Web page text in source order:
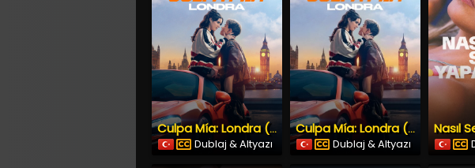
Culpa Mía: Londra (2025) İzle
Dublaj & Altyazı
Culpa Mía: Londra (2025) İzle
Dublaj & Altyazı